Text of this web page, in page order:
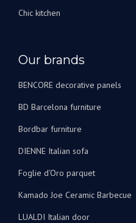
Chic kitchen
Our brands
BENCORE decorative panels
BD Barcelona furniture
Bordbar furniture
DIENNE Italian sofa
Foglie d’Oro parquet
Kamado Joe Ceramic Barbecue
LUALDI Italian door